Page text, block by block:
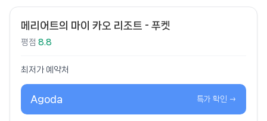
메리어트의 마이 카오 리조트 - 푸켓
평점 8.8
최저가 예약처
Agoda 특가 확인 →